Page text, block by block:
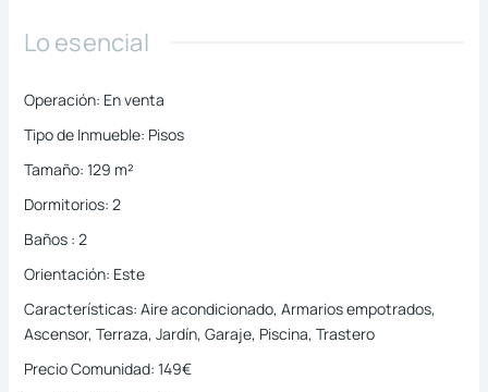
Lo esencial
Operación: En venta
Tipo de Inmueble: Pisos
Tamaño: 129 m²
Dormitorios: 2
Baños : 2
Orientación: Este
Características: Aire acondicionado, Armarios empotrados,
Ascensor, Terraza, Jardín, Garaje, Piscina, Trastero
Precio Comunidad: 149€